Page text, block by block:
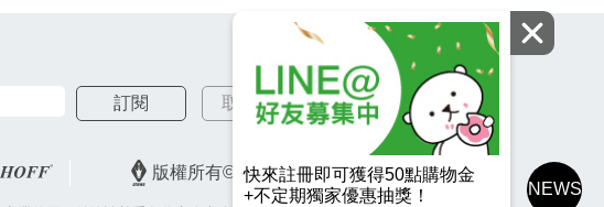
NEWS
快來註冊即可獲得50點購物金
+不定期獨家優惠抽獎！
訂閱
取消訂閱
版權所有© 2026 皇冠金屬工業股份有限公司